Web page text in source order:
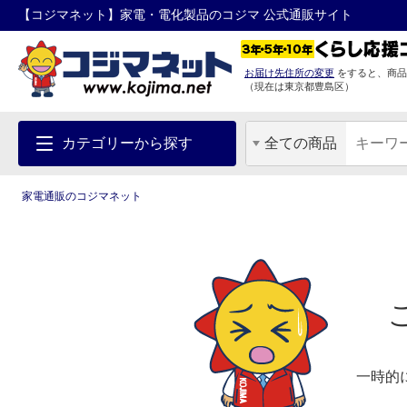
【コジマネット】家電・電化製品のコジマ 公式通販サイト
お届け先住所の変更 をすると、商
（現在は東京都豊島区）
カテゴリーから探す 全ての商品
家電通販のコジマネット
一時的